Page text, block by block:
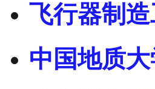
飞行器制
中国地质